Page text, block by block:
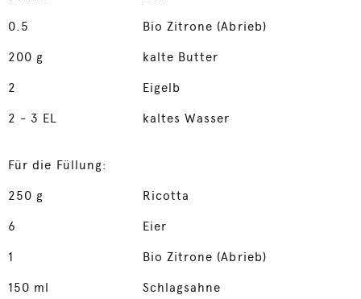
0.5 Bio Zitrone (Abrieb)
200 g kalte Butter
2 Eigelb
2 - 3 EL kaltes Wasser
Für die Füllung:
250 g Ricotta
6 Eier
1 Bio Zitrone (Abrieb)
150 ml Schlagsahne